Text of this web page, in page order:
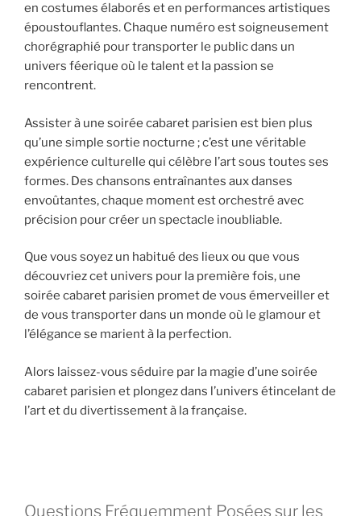
en costumes élaborés et en performances artistiques
époustouflantes. Chaque numéro est soigneusement
chorégraphié pour transporter le public dans un
univers féerique où le talent et la passion se
rencontrent.
Assister à une soirée cabaret parisien est bien plus
qu’une simple sortie nocturne ; c’est une véritable
expérience culturelle qui célèbre l’art sous toutes ses
formes. Des chansons entraînantes aux danses
envoûtantes, chaque moment est orchestré avec
précision pour créer un spectacle inoubliable.
Que vous soyez un habitué des lieux ou que vous
découvriez cet univers pour la première fois, une
soirée cabaret parisien promet de vous émerveiller et
de vous transporter dans un monde où le glamour et
l’élégance se marient à la perfection.
Alors laissez-vous séduire par la magie d’une soirée
cabaret parisien et plongez dans l’univers étincelant de
l’art et du divertissement à la française.
Questions Fréquemment Posées sur les